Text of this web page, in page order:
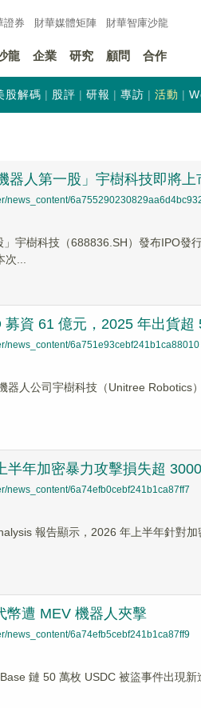
證券 財華媒體矩陣 財華智庫沙龍
龍 企業 研究 顧問 合作
股解碼 股評 研報 專訪 活動
器人第一股」宇樹科技即將上
news_content/
」宇樹科技（688836.SH）發布IPO
...
資 61 億元，2025 年出貨超
news_content/6a751e93cebf241b1ca88010
器人公司宇樹科技（Unitree
半年加密暴力攻擊損失超
news_content/6a74efb0cebf241b1ca87ff7
報告顯示，2026 年上半年針對
幣遭 MEV 機器人夾擊
news_content/6a74efb5cebf241b1ca87ff9
鏈 50 萬枚 USDC 被盜事件出現